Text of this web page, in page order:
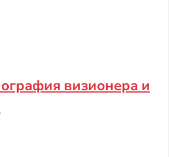
визионера и